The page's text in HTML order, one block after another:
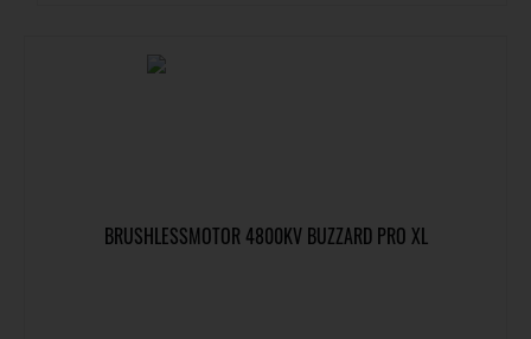
BRUSHLESSMOTOR 4800KV BUZZARD PRO XL